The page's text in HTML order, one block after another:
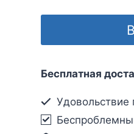
Бесплатная
Удовольствие